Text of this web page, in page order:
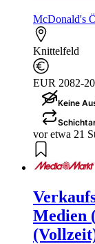
McDonald's
Knittelfeld
EUR 2082-
Keine
vor etwa 21
Medien